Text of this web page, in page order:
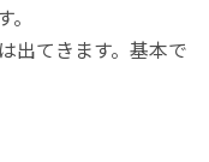
出てきます。基本で